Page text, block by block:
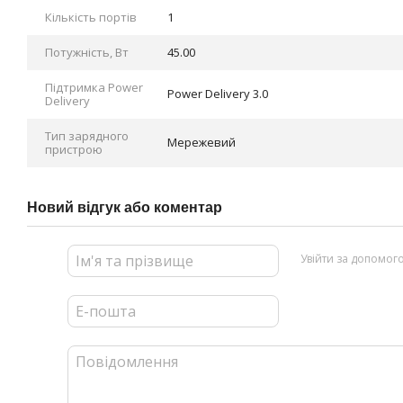
Кількість портів 1
Потужність, Вт 45.00
Підтримка Power
Delivery
Power Delivery 3.0
Тип зарядного
пристрою
Мережевий
Новий відгук або коментар
Увійти за